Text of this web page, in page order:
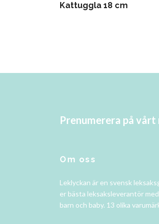
Kattuggla 18 cm
Prenumerera på
Om oss
Leklyckan är en svensk
er bästa leksaksleverantör
barn och baby. 13 olika